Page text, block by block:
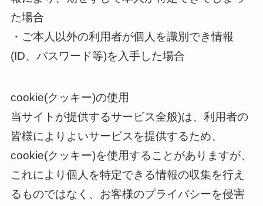
た場合
・ご本人以外の利用者が個人を識別でき情報
(ID、パスワード等)を入手した場合
cookie(クッキー)の使用
当サイトが提供するサービス全般)は、利用者の
皆様によりよいサービスを提供するため、
cookie(クッキー)を使用することがありますが、
これにより個人を特定できる情報の収集を行え
るものではなく、お客様のプライバシーを侵害